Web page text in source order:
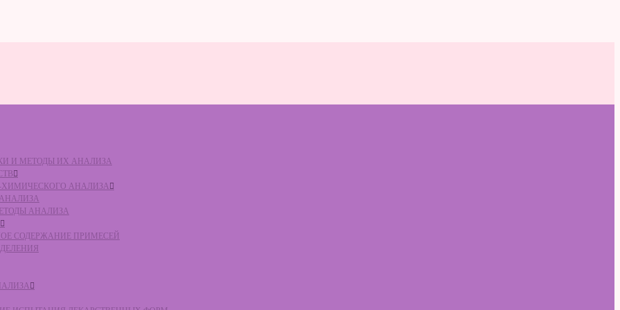
И МЕТОДЫ ИХ АНАЛИЗА
ХИМИЧЕСКОГО АНАЛИЗА
АНАЛИЗА
АНАЛИЗА
СОДЕРЖАНИЕ ПРИМЕСЕЙ